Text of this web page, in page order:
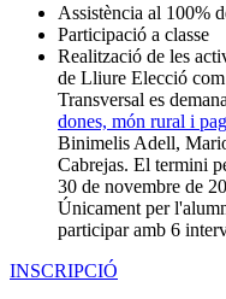
Assistència al 100%
Participació a classe
Realització de les
de Lliure Elecció
Transversal es
dones, món rural i
Binimelis Adell,
Cabrejas. El termini
30 de novembre de
Únicament per
participar amb 6
INSCRIPCIÓ